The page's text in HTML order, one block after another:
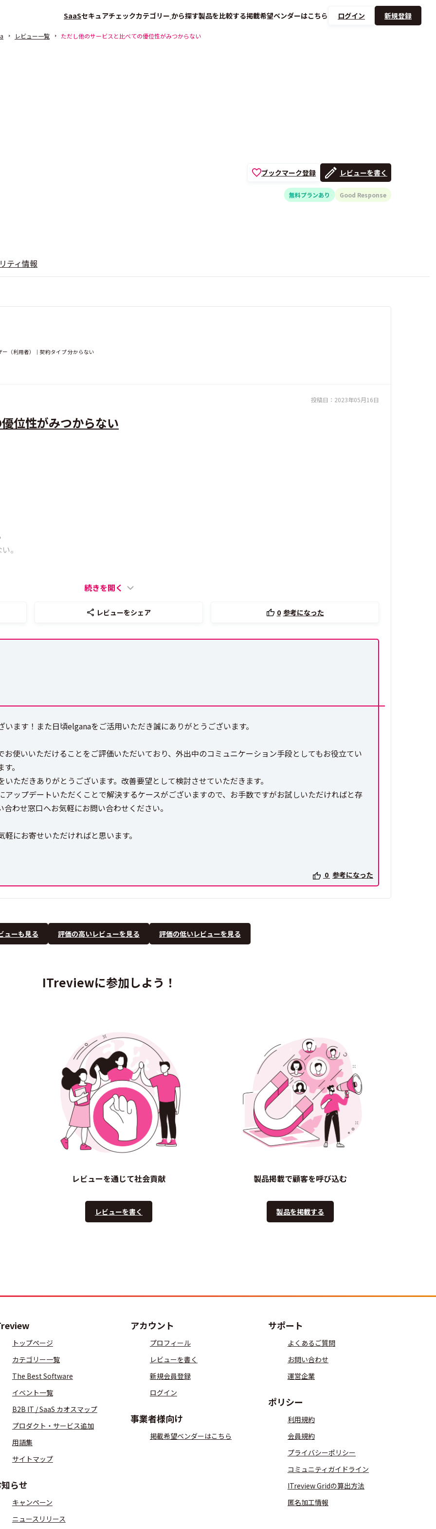
SaaSセキュアチェックカテゴリー から探す製品を比較する掲載希望ベンダーはこちら ログイン 新規登録
レビュー一覧 ただし他のサービスと比べての優位性がみつからない
ブックマーク登録 レビューを書く
無料プランあり Good Response
ティ情報
（利用者）｜契約タイプ 分からない
投稿日： 2023年05月16日
位性がみつからない
。
続きを開く
レビューをシェア 0 参考になった
ます！また日頃elganaをご活用いただき誠にありがとうございます。
使いいただけることをご評価いただいており、外出中のコミュニケーション手段としてもお役立てい
。
ただきありがとうございます。改善要望として検討させていただきます。
ップデートいただくことで解決するケースがございますので、お手数ですがお試しいただければと存
わせ窓口へお気軽にお問い合わせください。
にお寄せいただければと思います。
0 参考になった
ューも見る 評価の高いレビューを見る 評価の低いレビューを見る
ITreviewに参加しよう！
レビューを通じて社会貢献
レビューを書く
製品掲載で顧客を呼び込む
製品を掲載する
トップページ
カテゴリー一覧
The Best Software
イベント一覧
B2B IT / SaaS カオスマップ
プロダクト・サービス追加
用語集
サイトマップ
らせ
キャンペーン
ニュースリリース
アカウント
プロフィール
レビューを書く
新規会員登録
ログイン
事業者様向け
掲載希望ベンダーはこちら
サポート
よくあるご質問
お問い合わせ
運営企業
ポリシー
利用規約
会員規約
プライバシーポリシー
コミュニティガイドライン
ITreview Gridの算出方法
匿名加工情報